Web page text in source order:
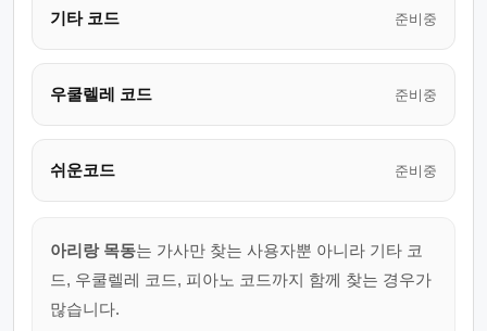
기타 코드 준비중
우쿨렐레 코드 준비중
쉬운코드 준비중
아리랑 목동는 가사만 찾는 사용자뿐 아니라 기타 코
드, 우쿨렐레 코드, 피아노 코드까지 함께 찾는 경우가
많습니다.